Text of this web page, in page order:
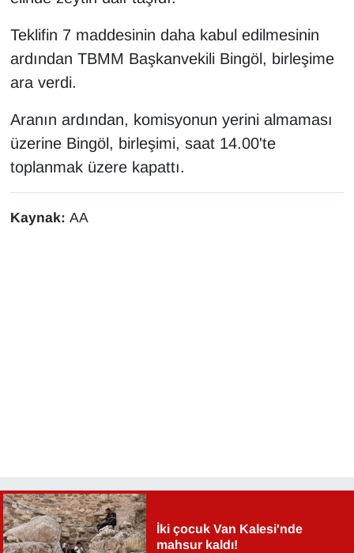
Teklifin 7 maddesinin daha kabul edilmesinin
ardından TBMM Başkanvekili Bingöl, birleşime
ara verdi.
Aranın ardından, komisyonun yerini almaması
üzerine Bingöl, birleşimi, saat 14.00'te
toplanmak üzere kapattı.
Kaynak: AA
İki çocuk Van Kalesi'nde
mahsur kaldı!